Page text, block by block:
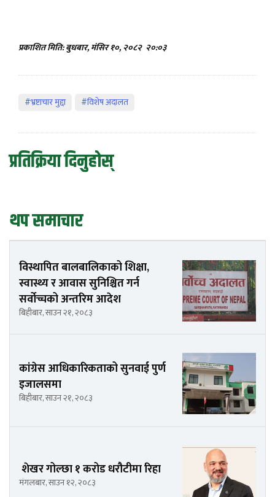
प्रकाशित मिति: बुधबार, मंसिर १०, २०८२ २०:०३
#भ्रष्टाचार मुद्दा #विशेष अदालत
प्रतिक्रिया दिनुहोस्
थप समाचार
विस्थापित बालबालिकाको शिक्षा,
स्वास्थ्य र आवास सुनिश्चित गर्न
सर्वोच्चको अन्तरिम आदेश
बिहीबार, साउन २१, २०८३
कांग्रेस आधिकारिकताको सुनवाई पुर्ण
इजालसमा
बिहीबार, साउन २१, २०८३
शेखर गोल्छा १ करोड धरौटीमा रिहा
मंगलबार, साउन १२, २०८३